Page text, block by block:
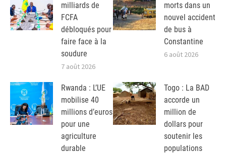
milliards de
FCFA
débloqués pour
faire face à la
soudure
7 août 2026
morts dans un
nouvel accident
de bus à
Constantine
6 août 2026
Rwanda : L’UE
mobilise 40
millions d’euros
pour une
agriculture
durable
Togo : La BAD
accorde un
million de
dollars pour
soutenir les
populations